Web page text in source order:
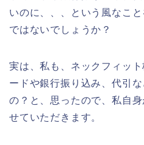
いのに、、、という風なこ
ではないでしょうか？
実は、私も、ネックフィッ
ードや銀行振り込み、代引
の？と、思ったので、私自
せていただきます。